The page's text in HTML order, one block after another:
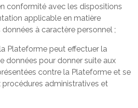
conformité avec les dispositions
applicable en matière
à caractère personnel ;
Plateforme peut effectuer la
données pour donner suite aux
contre la Plateforme et se
administratives et